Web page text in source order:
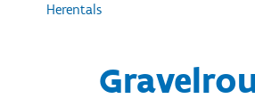
Herentals